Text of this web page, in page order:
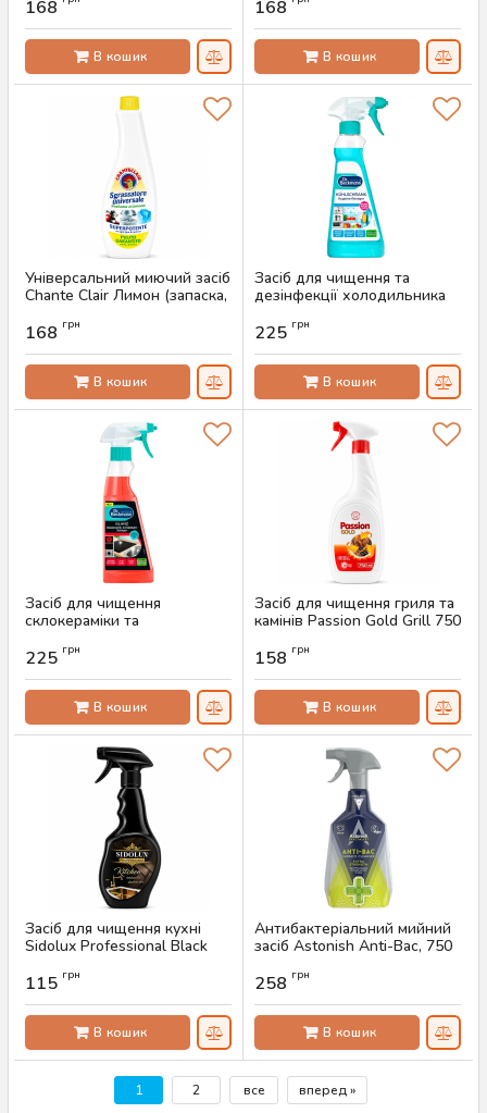
Артикул:
168
В кошик
Артикул:
168
В кошик
Універсальний миючий засіб
Chante Clair Лимон (запаска,
Артикул:
168 грн
В кошик
Засіб для чищення та
дезінфекції холодильника
Артикул:
225 грн
В кошик
Засіб для чищення
склокераміки та
Beckmann, 250 мл
Артикул:AS-00441
225 грн
В кошик
Засіб для чищення гриля та
камінів Passion Gold Grill 750
Артикул:
158 грн
В кошик
Засіб для чищення кухні
Sidolux Professional Black
Артикул:
115 грн
В кошик
Антибактеріальний мийний
засіб Astonish Anti-Bac, 750
Артикул:
258 грн
В кошик
1 2 все вперед »